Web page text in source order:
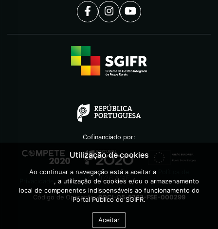
Cofinanciado por:
©2026 AGIF
Código de Operação:POCI-05-5762-FSE-000299
Utilização de cookies
Ao continuar a navegação está a aceitar a
, a utilização de cookies e/ou o armazenamento
local de componentes indispensáveis ao funcionamento do
Portal Público do SGIFR.
Aceitar